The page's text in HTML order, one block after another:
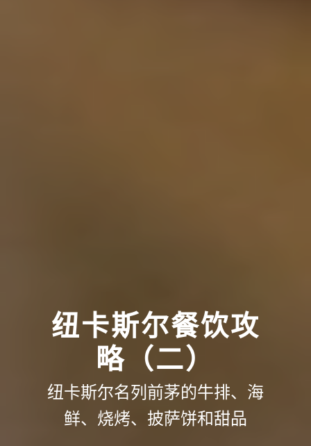
纽卡斯尔餐饮攻
略（二）
纽卡斯尔名列前茅的牛排、海
鲜、烧烤、披萨饼和甜品